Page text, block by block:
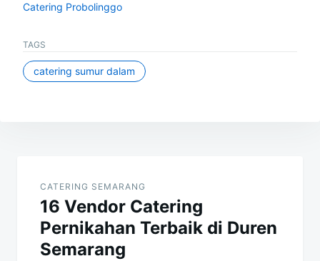
Catering Probolinggo
TAGS
catering sumur dalam
navigation
CATERING SEMARANG
16 Vendor Catering
Pernikahan Terbaik di Duren
Semarang